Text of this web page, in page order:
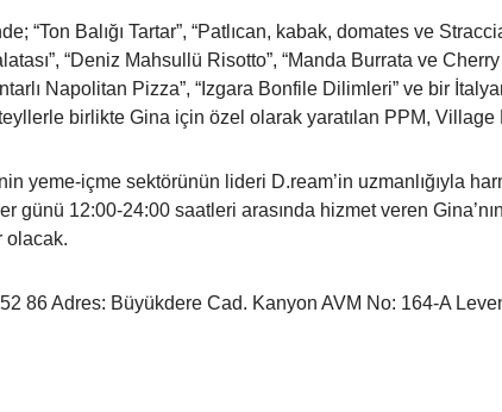
“Ton Balığı Tartar”, “Patlıcan, kabak, domates ve
“Deniz Mahsullü Risotto”, “Manda Burrata ve
Napolitan Pizza”, “Izgara Bonfile Dilimleri” ve bir
birlikte Gina için özel olarak yaratılan PPM,
yeme-içme sektörünün lideri D.ream’in uzmanlığıyla
günü 12:00-24:00 saatleri arasında hizmet veren
olacak.
86 Adres: Büyükdere Cad. Kanyon AVM No: 164-A